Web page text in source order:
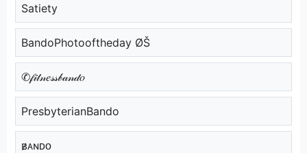
Satiety
BandoPhotooftheday ØŠ
✆𝒻𝒾𝓉𝓃𝑒𝓈𝓈𝒷𝒶𝓃𝒹𝑜
PresbyterianBando
ʙ̷ᴀɴᴅᴏ